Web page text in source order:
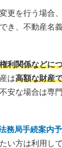
更を行う場合
き、不動産名
利関係などに
は高額な財産
安な場合は専
務局手続案内
い方は利用し